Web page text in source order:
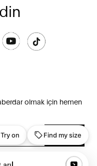
olmak için hemen
GÖNDER